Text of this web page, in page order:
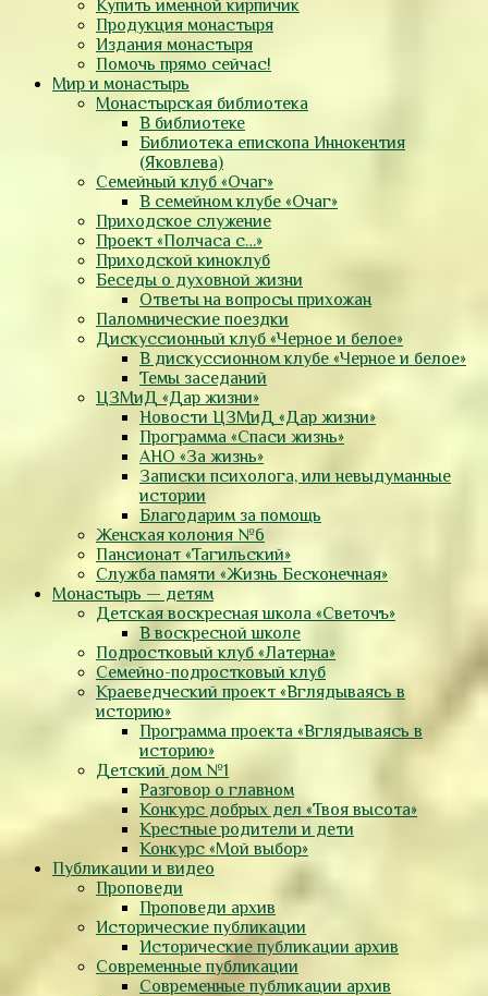
Купить именной кирпичик
Продукция монастыря
Издания монастыря
Помочь прямо сейчас!
Мир и монастырь
Монастырская библиотека
В библиотеке
Библиотека епископа Иннокентия
(Яковлева)
Семейный клуб «Очаг»
В семейном клубе «Очаг»
Приходское служение
Проект «Полчаса с…»
Приходской киноклуб
Беседы о духовной жизни
Ответы на вопросы прихожан
Паломнические поездки
Дискуссионный клуб «Черное и белое»
В дискуссионном клубе «Черное и белое»
Темы заседаний
ЦЗМиД «Дар жизни»
Новости ЦЗМиД «Дар жизни»
Программа «Спаси жизнь»
АНО «За жизнь»
Записки психолога, или невыдуманные
истории
Благодарим за помощь
Женская колония №6
Пансионат «Тагильский»
Служба памяти «Жизнь Бесконечная»
Монастырь — детям
Детская воскресная школа «Светочъ»
В воскресной школе
Подростковый клуб «Латерна»
Семейно-подростковый клуб
Краеведческий проект «Вглядываясь в
историю»
Программа проекта «Вглядываясь в
историю»
Детский дом №1
Разговор о главном
Конкурс добрых дел «Твоя высота»
Крестные родители и дети
Конкурс «Мой выбор»
Публикации и видео
Проповеди
Проповеди архив
Исторические публикации
Исторические публикации архив
Современные публикации
Современные публикации архив